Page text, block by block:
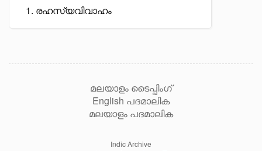
രഹസ്യവിവാഹം
മലയാളം ടൈപ്പിംഗ്
English പദമാലിക
മലയാളം പദമാലിക
Indic Archive